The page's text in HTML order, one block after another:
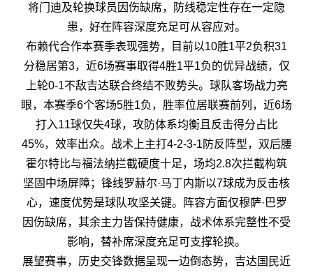
将门迪及轮换球员因伤缺席，防线稳定性存在一定隐
患，好在阵容深度充足可从容应对。
布赖代合作本赛季表现强势，目前以10胜1平2负积31
分稳居第3，近6场赛事取得4胜1平1负的优异战绩，仅
上轮0-1不敌吉达联合终结不败势头。球队客场战力亮
眼，本赛季6个客场5胜1负，胜率位居联赛前列，近6场
打入11球仅失4球，攻防体系均衡且反击得分占比
45%，效率出众。战术上主打4-2-3-1防反阵型，双后腰
霍尔特比与福法纳拦截硬度十足，场均2.8次拦截构筑
坚固中场屏障；锋线罗赫尔·马丁内斯以7球成为反击核
心，速度优势是球队攻坚关键。阵容方面仅穆萨·巴罗
因伤缺席，其余主力皆保持健康，战术体系完整性不受
影响，替补席深度充足可支撑轮换。
展望赛事，历史交锋数据呈现一边倒态势，吉达国民近